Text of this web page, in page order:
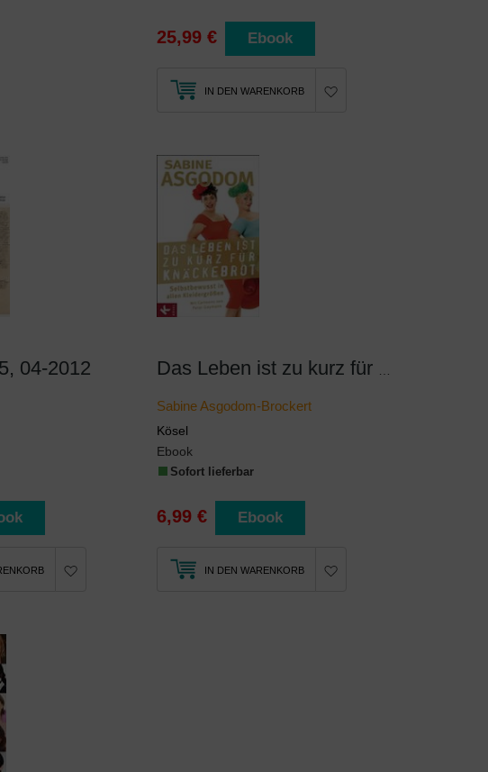
25,99 € Ebook
IN DEN WARENKORB
04-2012
Sabine Asgodom-Brockert
Kösel
Ebook
Sofort lieferbar
6,99 € Ebook
IN DEN WARENKORB